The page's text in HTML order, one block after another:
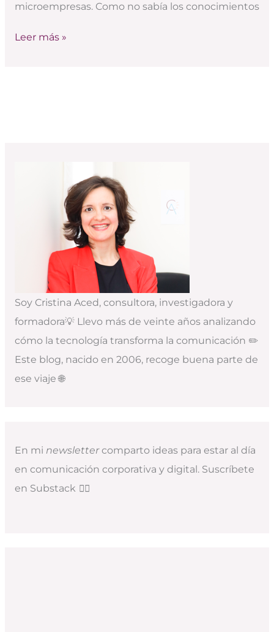
microempresas. Como no sabía los conocimientos
Leer más »
Soy Cristina Aced, consultora, investigadora y
formadora💡 Llevo más de veinte años analizando
cómo la tecnología transforma la comunicación ✏️
Este blog, nacido en 2006, recoge buena parte de
ese viaje 🌐
En mi newslettercomparto ideas para estar al día
en comunicación corporativa y digital. Suscríbete
en Substack 👇🏻